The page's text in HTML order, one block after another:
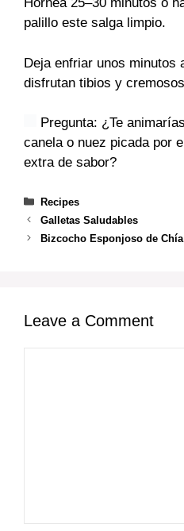
palillo este salga limpio.
Deja enfriar unos minutos
disfrutan tibios y
Pregunta: ¿Te
canela o nuez picada por
extra de sabor?
Categories
Recipes
Galletas Saludables
Bizcocho Esponjoso de Chía
Leave a Comment